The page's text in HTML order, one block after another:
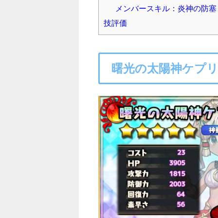
メンバースキル：炎神の防塞
技評価
曙光の太陽神ケプリ